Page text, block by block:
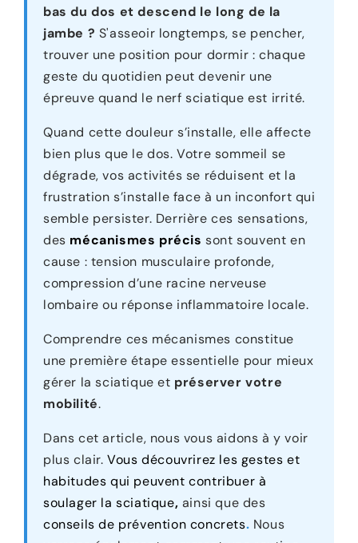
bas du dos et descend le long de la
jambe ? S'asseoir longtemps, se pencher,
trouver une position pour dormir : chaque
geste du quotidien peut devenir une
épreuve quand le nerf sciatique est irrité.
Quand cette douleur s’installe, elle affecte
bien plus que le dos. Votre sommeil se
dégrade, vos activités se réduisent et la
frustration s’installe face à un inconfort qui
semble persister. Derrière ces sensations,
des mécanismes précis sont souvent en
cause : tension musculaire profonde,
compression d’une racine nerveuse
lombaire ou réponse inflammatoire locale.
Comprendre ces mécanismes constitue
une première étape essentielle pour mieux
gérer la sciatique et préserver votre
mobilité.
Dans cet article, nous vous aidons à y voir
plus clair.Vous découvrirez les gestes et
habitudes qui peuvent contribuer à
soulager la sciatique, ainsi que des
conseils de prévention concrets. Nous